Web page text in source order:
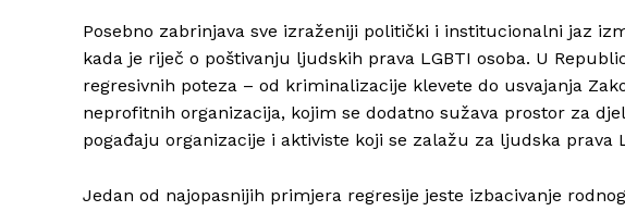
Posebno zabrinjava sve izraženiji politički i institucionalni jaz
kada je riječ o poštivanju ljudskih prava LGBTI osoba. U
regresivnih poteza – od kriminalizacije klevete do usvajanja
neprofitnih organizacija, kojim se dodatno sužava prostor za
pogađaju organizacije i aktiviste koji se zalažu za ljudska prava
Jedan od najopasnijih primjera regresije jeste izbacivanje